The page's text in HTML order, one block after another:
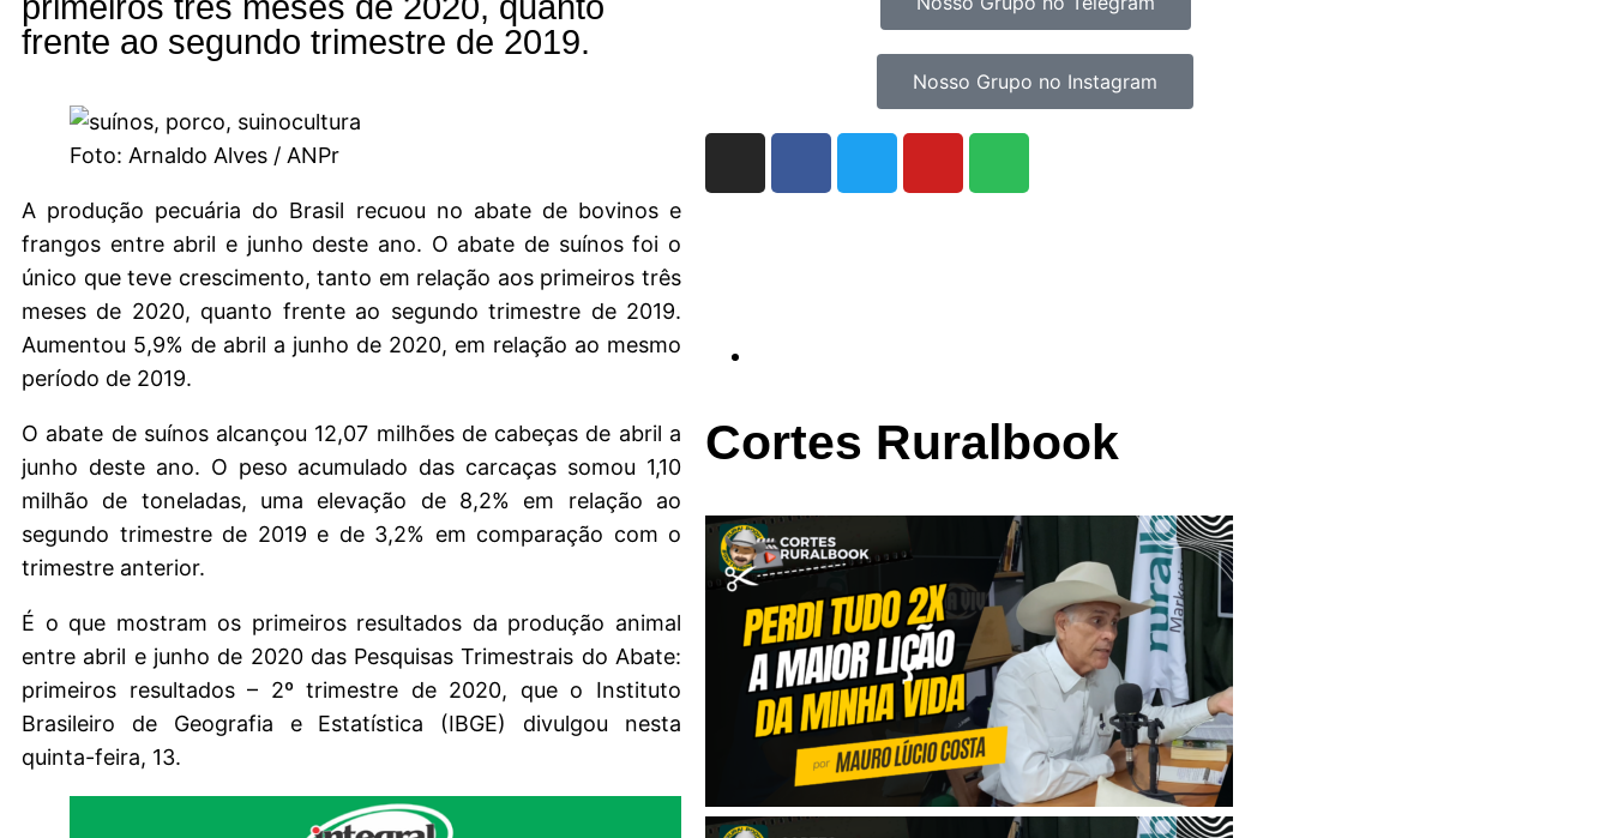
frente ao segundo trimestre de 2019.
Foto: Arnaldo Alves / ANPr
A produção pecuária do Brasil recuou no abate de bovinos e
frangos entre abril e junho deste ano. O abate de suínos foi o
único que teve crescimento, tanto em relação aos primeiros três
meses de 2020, quanto frente ao segundo trimestre de 2019.
Aumentou 5,9% de abril a junho de 2020, em relação ao mesmo
período de 2019.
O abate de suínos alcançou 12,07 milhões de cabeças de abril a
junho deste ano. O peso acumulado das carcaças somou 1,10
milhão de toneladas, uma elevação de 8,2% em relação ao
segundo trimestre de 2019 e de 3,2% em comparação com o
trimestre anterior.
É o que mostram os primeiros resultados da produção animal
entre abril e junho de 2020 das Pesquisas Trimestrais do Abate:
primeiros resultados – 2º trimestre de 2020, que o Instituto
Brasileiro de Geografia e Estatística (IBGE) divulgou nesta
quinta-feira, 13.
Nosso Grupo no Instagram
Cortes Ruralbook